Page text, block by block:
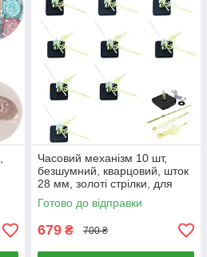
Часовий механізм 10 шт,
безшумний, кварцовий, шток
28 мм, золоті стрілки, для
настінних і саморобних
годинників
Готово до відправки
679 ₴ 700 ₴